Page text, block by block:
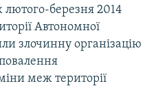
лютого-березня 2014
Автономної
злочинну організацію
меж території